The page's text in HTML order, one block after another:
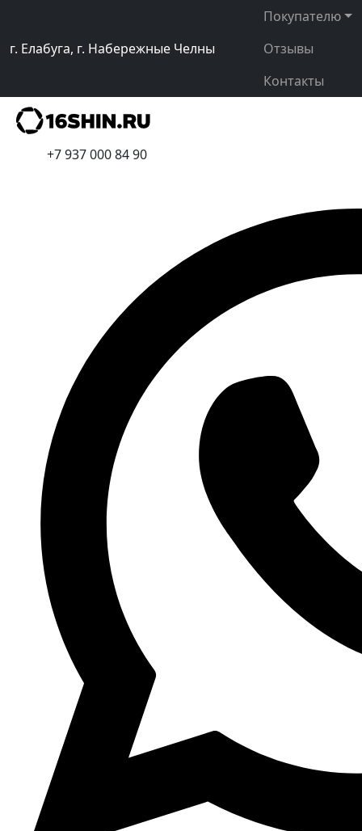
г. Елабуга, г. Набережные Челны
Покупателю
Отзывы
Контакты
+7 937 000 84 90